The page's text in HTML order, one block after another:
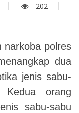
202
narkoba polres
dua
jenis sabu-
orang
sabu-sabu